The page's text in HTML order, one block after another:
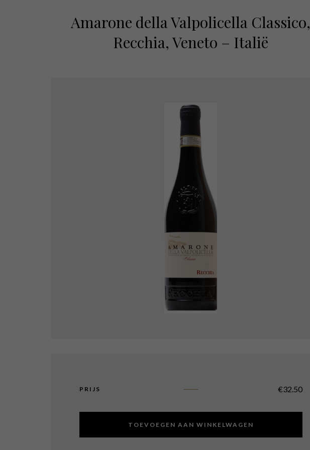
Amarone della Valpolicella Classico,
Recchia, Veneto – Italië
PRIJS €32.50
TOEVOEGEN AAN WINKELWAGEN